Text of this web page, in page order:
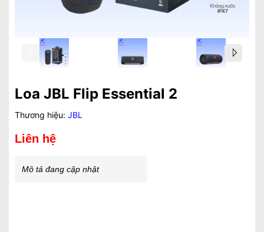
Loa JBL Flip Essential 2
Thương hiệu: JBL
Liên hệ
Mô tả đang cập nhật